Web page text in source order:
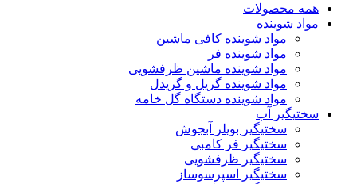
همه محصولات
مواد شوینده
مواد شوینده کافی ماشین
مواد شوینده فر
مواد شوینده ماشین ظرفشویی
مواد شوینده گریل و گریدل
مواد شوینده دستگاه گل خامه
سختیگیر آب
سختیگیر بویلر آبجوش
سختیگیر فر کامبی
سختیگیر ظرفشویی
سختیگیر اسپرسوساز